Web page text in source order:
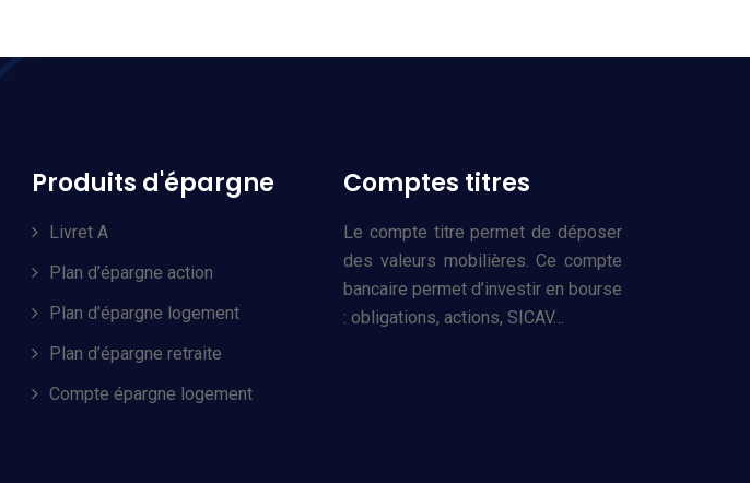
Produits d'épargne
Livret A
Plan d’épargne action
Plan d’épargne logement
Plan d’épargne retraite
Compte épargne logement
Comptes titres
Le compte titre permet de déposer
des valeurs mobilières. Ce compte
bancaire permet d’investir en bourse
: obligations, actions, SICAV…